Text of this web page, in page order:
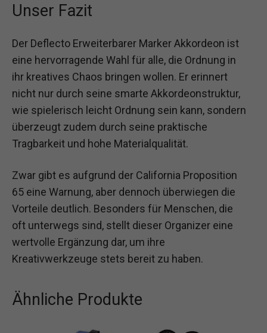
Unser Fazit
Der Deflecto Erweiterbarer Marker Akkordeon ist
eine hervorragende Wahl für alle, die Ordnung in
ihr kreatives Chaos bringen wollen. Er erinnert
nicht nur durch seine smarte Akkordeonstruktur,
wie spielerisch leicht Ordnung sein kann, sondern
überzeugt zudem durch seine praktische
Tragbarkeit und hohe Materialqualität.
Zwar gibt es aufgrund der California Proposition
65 eine Warnung, aber dennoch überwiegen die
Vorteile deutlich. Besonders für Menschen, die
oft unterwegs sind, stellt dieser Organizer eine
wertvolle Ergänzung dar, um ihre
Kreativwerkzeuge stets bereit zu haben.
Ähnliche Produkte